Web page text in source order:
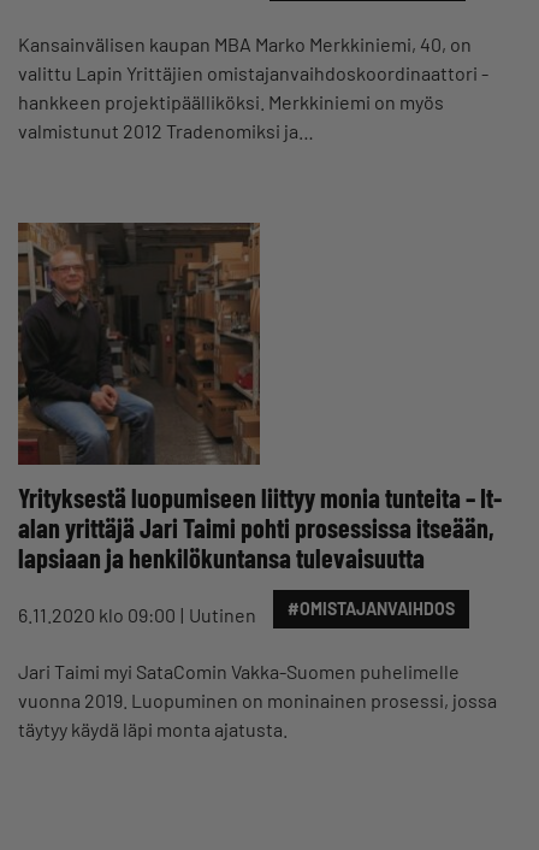
Kansainvälisen kaupan MBA Marko Merkkiniemi, 40, on
valittu Lapin Yrittäjien omistajanvaihdoskoordinaattori -
hankkeen projektipäälliköksi. Merkkiniemi on myös
valmistunut 2012 Tradenomiksi ja…
Yrityksestä luopumiseen liittyy monia tunteita – It-
alan yrittäjä Jari Taimi pohti prosessissa itseään,
lapsiaan ja henkilökuntansa tulevaisuutta
6.11.2020 klo 09:00 Uutinen #OMISTAJANVAIHDOS
Jari Taimi myi SataComin Vakka-Suomen puhelimelle
vuonna 2019. Luopuminen on moninainen prosessi, jossa
täytyy käydä läpi monta ajatusta.